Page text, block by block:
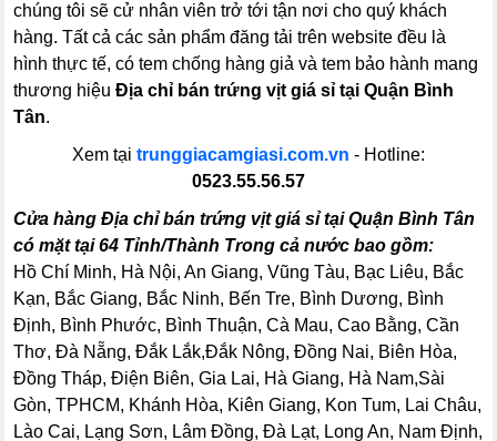
chúng tôi sẽ cử nhân viên trở tới tận nơi cho quý khách
hàng. Tất cả các sản phẩm đăng tải trên website đều là
hình thực tế, có tem chống hàng giả và tem bảo hành mang
thương hiệuĐịa chỉ bán trứng vịt giá sỉ tại Quận Bình
Tân.
Xem tại trunggiacamgiasi.com.vn - Hotline:
0523.55.56.57
Cửa hàng Địa chỉ bán trứng vịt giá sỉ tại Quận Bình Tân
có mặt tại 64 Tỉnh/Thành Trong cả nước bao gồm:
Hồ Chí Minh, Hà Nội, An Giang, Vũng Tàu, Bạc Liêu, Bắc
Kạn, Bắc Giang, Bắc Ninh, Bến Tre, Bình Dương, Bình
Định, Bình Phước, Bình Thuận, Cà Mau, Cao Bằng, Cần
Thơ, Đà Nẵng, Đắk Lắk,Đắk Nông, Đồng Nai, Biên Hòa,
Đồng Tháp, Điện Biên, Gia Lai, Hà Giang, Hà Nam,Sài
Gòn, TPHCM, Khánh Hòa, Kiên Giang, Kon Tum, Lai Châu,
Lào Cai, Lạng Sơn, Lâm Đồng, Đà Lạt, Long An, Nam Định,